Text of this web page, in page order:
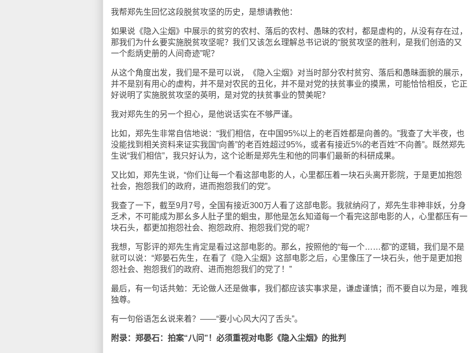
我帮郑先生回忆这段脱贫攻坚的历史，是想请教他：
如果说《隐入尘烟》中展示的贫穷的农村、落后的农村、愚昧的农村，都是虚构的，从没有存在过，
那我们为什幺要实施脱贫攻坚呢？我们又该怎幺理解总书记说的“脱贫攻坚的胜利，是我们创造的又
一个彪炳史册的人间奇迹”呢？
从这个角度出发，我们是不是可以说，《隐入尘烟》对当时部分农村贫穷、落后和愚昧面貌的展示，
并不是别有用心的虚构，并不是对农民的丑化，并不是对党的扶贫事业的摸黑，可能恰恰相反，它正
好说明了实施脱贫攻坚的英明，是对党的扶贫事业的赞美呢？
我对郑先生的另一个担心，是他说话实在不够严谨。
比如，郑先生非常自信地说：“我们相信，在中国95%以上的老百姓都是向善的。”我查了大半夜，也
没能找到相关资料来证实我国“向善”的老百姓超过95%，或者有接近5%的老百姓“不向善”。既然郑先
生说“我们相信”，我只好认为，这个论断是郑先生和他的同事们最新的科研成果。
又比如，郑先生说，“你们让每一个看这部电影的人，心里都压着一块石头离开影院，于是更加抱怨
社会，抱怨我们的政府，进而抱怨我们的党”。
我查了一下，截至9月7号，全国有接近300万人看了这部电影。我就纳闷了，郑先生非神非妖，分身
乏术，不可能成为那幺多人肚子里的蛔虫，那他是怎幺知道每一个看完这部电影的人，心里都压有一
块石头，都更加抱怨社会、抱怨政府、抱怨我们党的呢？
我想，写影评的郑先生肯定是看过这部电影的。那幺，按照他的“每一个……都”的逻辑，我们是不是
就可以说：“郑晏石先生，在看了《隐入尘烟》这部电影之后，心里像压了一块石头，他于是更加抱
怨社会、抱怨我们的政府、进而抱怨我们的党了！”
最后，有一句话共勉：无论做人还是做事，我们都应该实事求是，谦虚谨慎；而不要自以为是，唯我
独尊。
有一句俗语怎幺说来着？——“要小心风大闪了舌头”。
附录：郑晏石：拍案“八问”！必须重视对电影《隐入尘烟》的批判